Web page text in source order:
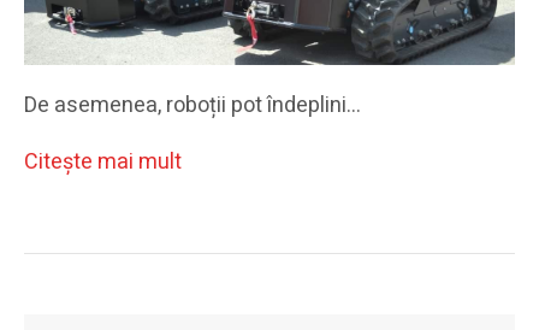
De asemenea, roboții pot îndeplini…
Citeşte mai mult